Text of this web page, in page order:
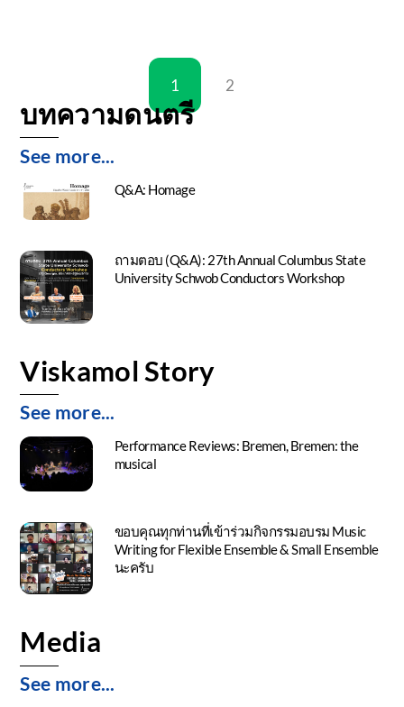
1 2
บทความดนตรี
See more...
Q&A: Homage
ถามตอบ (Q&A): 27th Annual Columbus State
University Schwob Conductors Workshop
Viskamol Story
See more...
Performance Reviews: Bremen, Bremen: the
musical
ขอบคุณทุกท่านที่เข้าร่วมกิจกรรมอบรม Music
Writing for Flexible Ensemble & Small Ensemble
นะครับ
Media
See more...